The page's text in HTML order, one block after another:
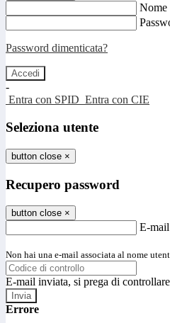
Nome
Password dimenticata?
-
Entra con SPID Entra con CIE
Seleziona utente
button close ×
Recupero password
button close ×
E-mail
Non hai una e-mail associata al nome
E-mail inviata, si prega di
Errore